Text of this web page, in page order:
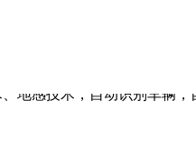
凝固的水泥，避免了搅拌
地感技术，自动识别车辆，